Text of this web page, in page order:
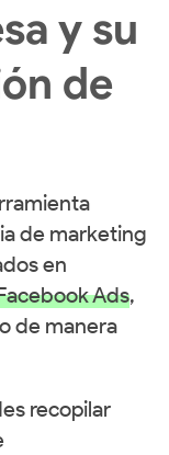
y su
de
de marketing
en
Ads,
de manera
recopilar